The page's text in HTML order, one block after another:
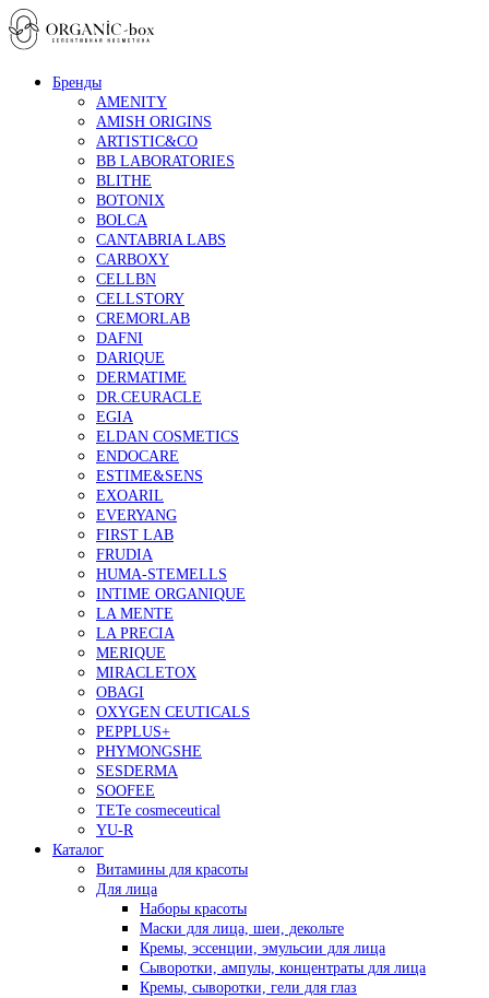
Бренды
AMENITY
AMISH ORIGINS
ARTISTIC&CO
BB LABORATORIES
BLITHE
BOTONIX
BOLCA
CANTABRIA LABS
CARBOXY
CELLBN
CELLSTORY
CREMORLAB
DAFNI
DARIQUE
DERMATIME
DR.CEURACLE
EGIA
ELDAN COSMETICS
ENDOCARE
ESTIME&SENS
EXOARIL
EVERYANG
FIRST LAB
FRUDIA
HUMA-STEMELLS
INTIME ORGANIQUE
LA MENTE
LA PRECIA
MERIQUE
MIRACLETOX
OBAGI
OXYGEN CEUTICALS
PEPPLUS+
PHYMONGSHE
SESDERMA
SOOFEE
TETe cosmeceutical
YU-R
Каталог
Витамины для красоты
Для лица
Наборы красоты
Маски для лица, шеи, декольте
Кремы, эссенции, эмульсии для лица
Сыворотки, ампулы, концентраты для лица
Кремы, сыворотки, гели для глаз